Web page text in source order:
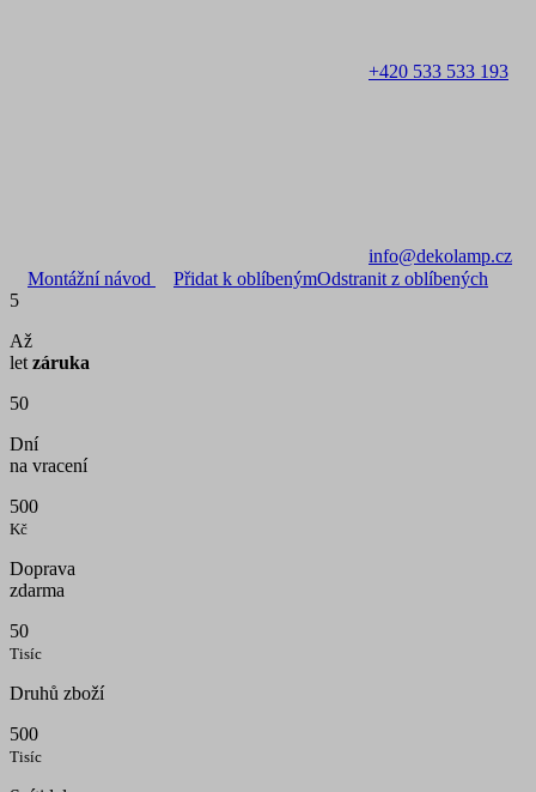
+420 533 533 193
info@dekolamp.cz
Montážní návod
Přidat k oblíbenýmOdstranit z oblíbených
5
Až
let záruka
50
Dní
na vracení
500
Kč
Doprava
zdarma
50
Tisíc
Druhů zboží
500
Tisíc